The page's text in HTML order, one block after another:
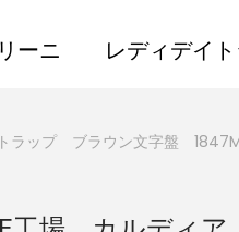
ーニ レディデイ
ラップ ブラウン文字盤